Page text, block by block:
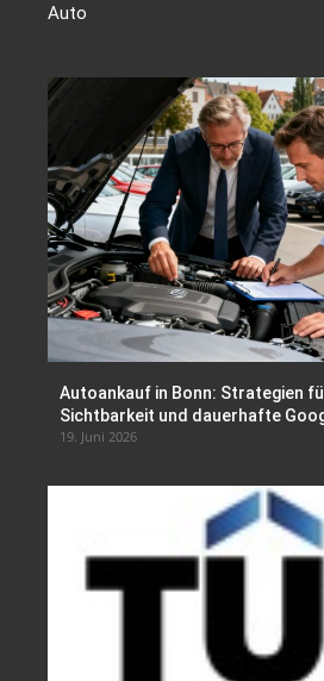
Auto
Autoankauf in Bonn: Strategien
Sichtbarkeit und dauerhafte
19. Juni 2026